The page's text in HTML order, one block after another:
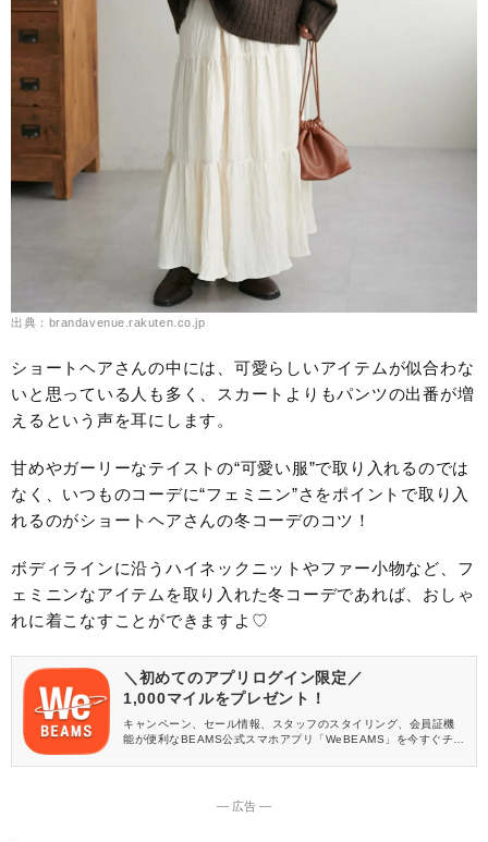
出典：brandavenue.rakuten.co.jp
ショートヘアさんの中には、可愛らしいアイテムが似合わな
いと思っている人も多く、スカートよりもパンツの出番が増
えるという声を耳にします。
甘めやガーリーなテイストの“可愛い服”で取り入れるのでは
なく、いつものコーデに“フェミニン”さをポイントで取り入
れるのがショートヘアさんの冬コーデのコツ！
ボディラインに沿うハイネックニットやファー小物など、フ
ェミニンなアイテムを取り入れた冬コーデであれば、おしゃ
れに着こなすことができますよ♡
＼初めてのアプリログイン限定／
1,000マイルをプレゼント！
キャンペーン、セール情報、スタッフのスタイリング、会員証機
能が便利なBEAMS公式スマホアプリ「WeBEAMS」を今すぐチェ
― 広告 ―